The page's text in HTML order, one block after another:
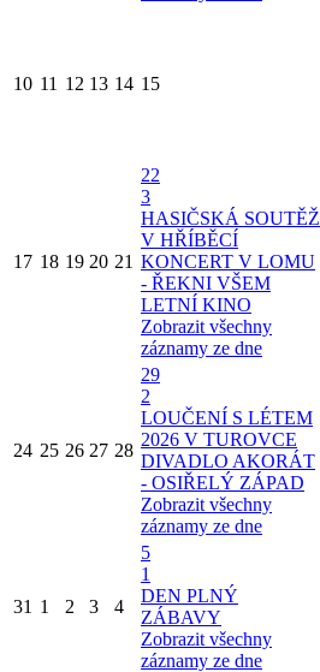
10 11 12 13 14 15
17 18 19 20 21
22
3
HASIČSKÁ SOUTĚŽ
V HŘÍBĚCÍ
KONCERT V LOMU
- ŘEKNI VŠEM
LETNÍ KINO
Zobrazit všechny
záznamy ze dne
24 25 26 27 28
29
2
LOUČENÍ S LÉTEM
2026 V TUROVCE
DIVADLO AKORÁT
- OSIŘELÝ ZÁPAD
Zobrazit všechny
záznamy ze dne
31 1 2 3 4
5
1
DEN PLNÝ
ZÁBAVY
Zobrazit všechny
záznamy ze dne